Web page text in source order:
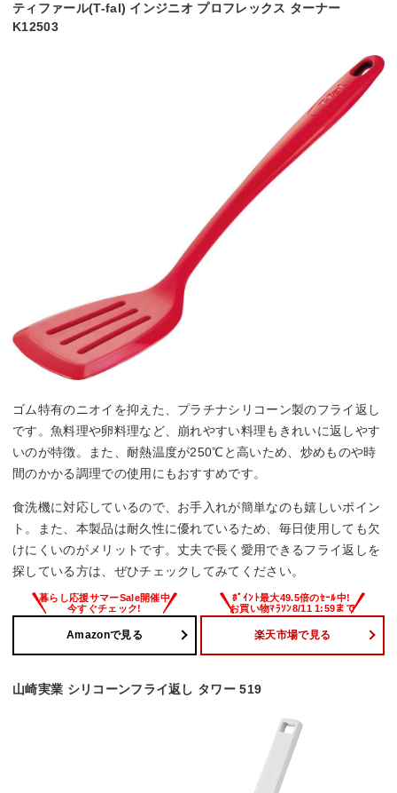
ティファール(T-fal) インジニオ プロフレックス ターナー
K12503
ゴム特有のニオイを抑えた、プラチナシリコーン製のフライ返し
です。魚料理や卵料理など、崩れやすい料理もきれいに返しやす
いのが特徴。また、耐熱温度が250℃と高いため、炒めものや時
間のかかる調理での使用にもおすすめです。
食洗機に対応しているので、お手入れが簡単なのも嬉しいポイン
ト。また、本製品は耐久性に優れているため、毎日使用しても欠
けにくいのがメリットです。丈夫で長く愛用できるフライ返しを
探している方は、ぜひチェックしてみてください。
Amazonで見る 楽天市場で見る
山崎実業 シリコーンフライ返し タワー 519